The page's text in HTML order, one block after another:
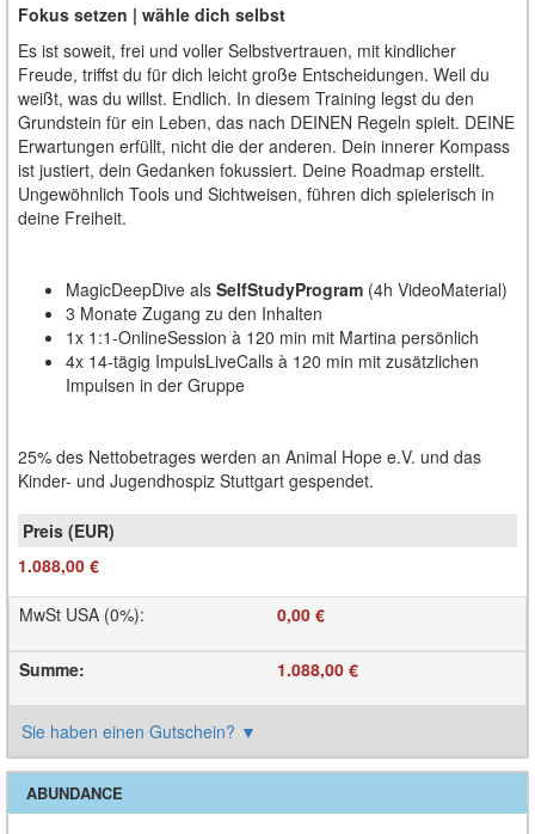
Fokus setzen | wähle dich selbst
Es ist soweit, frei und voller Selbstvertrauen, mit kindlicher
Freude, triffst du für dich leicht große Entscheidungen. Weil du
weißt, was du willst. Endlich. In diesem Training legst du den
Grundstein für ein Leben, das nach DEINEN Regeln spielt. DEINE
Erwartungen erfüllt, nicht die der anderen. Dein innerer Kompass
ist justiert, dein Gedanken fokussiert. Deine Roadmap erstellt.
Ungewöhnlich Tools und Sichtweisen, führen dich spielerisch in
deine Freiheit.
MagicDeepDive als SelfStudyProgram (4h VideoMaterial)
3 Monate Zugang zu den Inhalten
1x 1:1-OnlineSession à 120 min mit Martina persönlich
4x 14-tägig ImpulsLiveCalls à 120 min mit zusätzlichen
Impulsen in der Gruppe
25% des Nettobetrages werden an Animal Hope e.V. und das
Kinder- und Jugendhospiz Stuttgart gespendet.
1.088,00 €
MwSt USA (0%): 0,00 €
Summe: 1.088,00 €
Sie haben einen Gutschein? ▼
ABUNDANCE